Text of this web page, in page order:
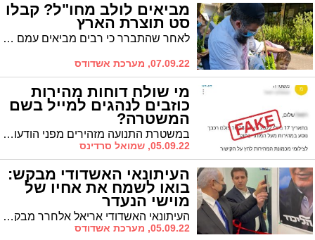
מביאים לולב מחו"ל? קבלו
סט תוצרת הארץ
לאחר שהתברר כי רבים מביאים עמם ד' מינים מחו"ל, מודיע משרד החקלאות: הלולב יוחרם, ותחתיו תקבלו אתרוג ישראלי
07.09.22, מערכת אשדודס
מי שולח דוחות מהירות
כוזבים לנהגים למייל בשם
המשטרה?
במשטרת התנועה מזהירים מפני הודעות כוזבות בגין נהיגה במהירות מופרזת שנשלחות לאזרחים תמימים ומתריעים מפני לחיצה על הלינק המצורף להן
05.09.22, שמואל סרדינס
העיתונאי האשדודי מבקש:
בואו לשמח את אחיו של
מוישי הנעדר
העיתונאי האשדודי אריאל אלחרר מבקש: אחיו של מוישי קליינרמן שנעדר מזה חודשים מביתו חוגג בר מצווה. בואו לשמח
05.09.22, מערכת אשדודס